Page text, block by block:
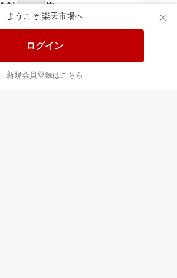
ようこそ 楽天市場へ
ログイン
新規会員登録はこちら
合計 倍